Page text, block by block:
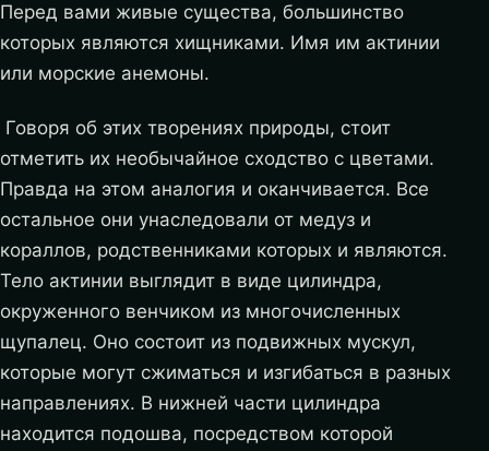
Перед вами живые существа, большинство
которых являются хищниками. Имя им актинии
или морские анемоны.
Говоря об этих творениях природы, стоит
отметить их необычайное сходство с цветами.
Правда на этом аналогия и оканчивается. Все
остальное они унаследовали от медуз и
кораллов, родственниками которых и являются.
Тело актинии выглядит в виде цилиндра,
окруженного венчиком из многочисленных
щупалец. Оно состоит из подвижных мускул,
которые могут сжиматься и изгибаться в разных
направлениях. В нижней части цилиндра
находится подошва, посредством которой